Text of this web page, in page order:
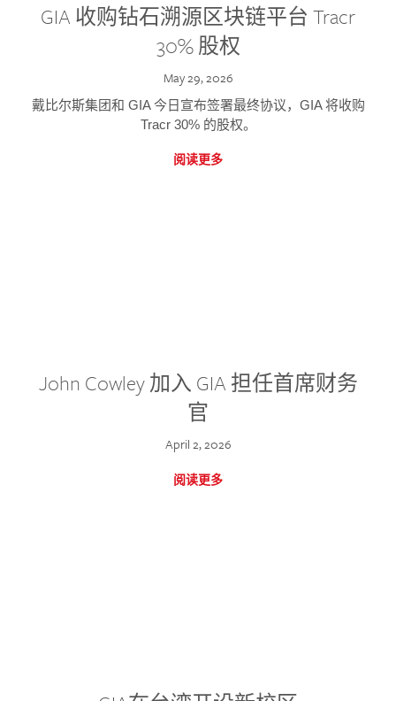
GIA 收购钻石溯源区块链平台 Tracr
30% 股权
May 29, 2026
戴比尔斯集团和 GIA 今日宣布签署最终协议，GIA 将收购
Tracr 30% 的股权。
阅读更多
John Cowley 加入 GIA 担任首席财务
官
April 2, 2026
阅读更多